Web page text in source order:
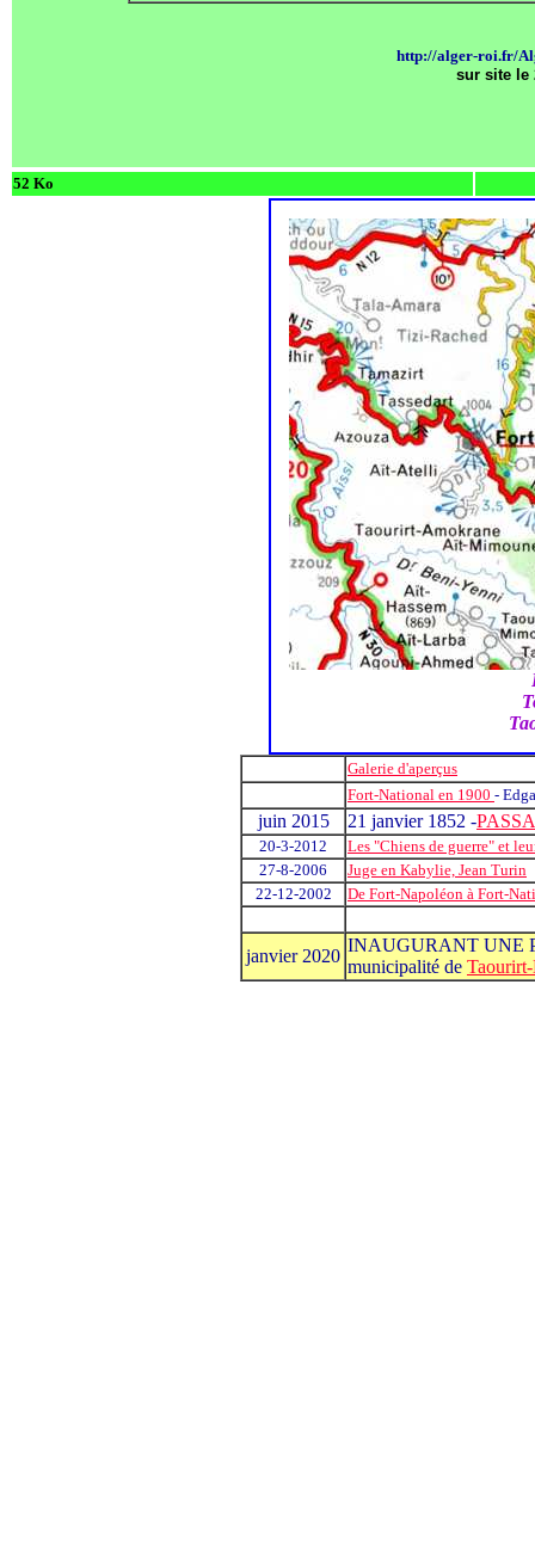
http://alger-roi.fr/
sur site le
52 Ko
Galerie d'aperçus
Fort-National en 1900 -
juin 2015 21 janvier 1852 -
20-3-2012
Les "Chiens de guerre" et
27-8-2006
Juge en Kabylie, Jean Turin
22-12-2002
De Fort-Napoléon à Fort-
janvier 2020
INAUGURANT UNE
municipalité de